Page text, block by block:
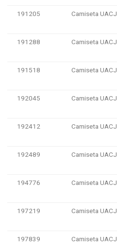
191205 Camiseta UACJ
191288 Camiseta UACJ
191518 Camiseta UACJ
192045 Camiseta UACJ
192412 Camiseta UACJ
192489 Camiseta UACJ
194776 Camiseta UACJ
197219 Camiseta UACJ
197839 Camiseta UACJ